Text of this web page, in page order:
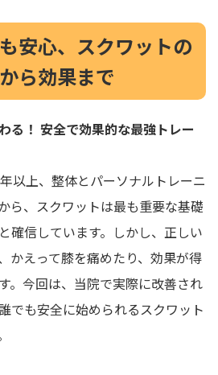
安心、スクワットの
ら効果まで
る！ 安全で効果的な最強トレー
以上、整体とパーソナルトレーニ
ら、スクワットは最も重要な基礎
確信しています。しかし、正しい
かえって膝を痛めたり、効果が得
。今回は、当院で実際に改善され
でも安全に始められるスクワット